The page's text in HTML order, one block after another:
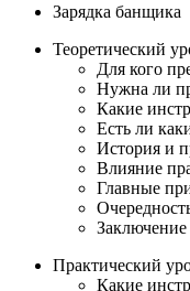
Зарядка банщика
Теоретический
Для кого
Нужна ли
Какие
Есть ли
История и
Влияние
Главные
Заключение
Практический
Какие